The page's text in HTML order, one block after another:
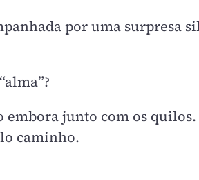
por uma surpresa
junto com os
caminho.